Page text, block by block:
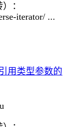
：
iterator/ ...
用类型参数的